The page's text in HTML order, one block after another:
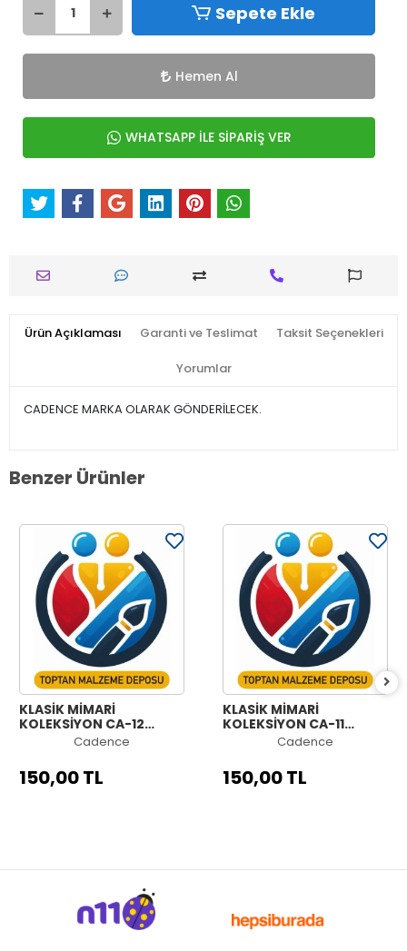
Sepete Ekle
Hemen Al
WHATSAPP İLE SİPARİŞ VER
Ürün Açıklaması Garanti ve Teslimat Taksit Seçenekleri
Yorumlar
CADENCE MARKA OLARAK GÖNDERİLECEK.
Benzer Ürünler
KLASİK MİMARİ
KOLEKSİYON CA-12
60X84CMCadence
150,00 TL
KLASİK MİMARİ
KOLEKSİYON CA-11
60X84CMCadence
150,00 TL